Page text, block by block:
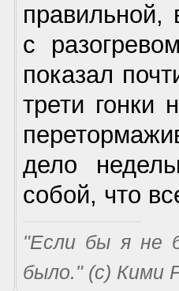
правильной,
с
показал
трети
дело
собой, что
"Если бы я не
было." (с) Кими